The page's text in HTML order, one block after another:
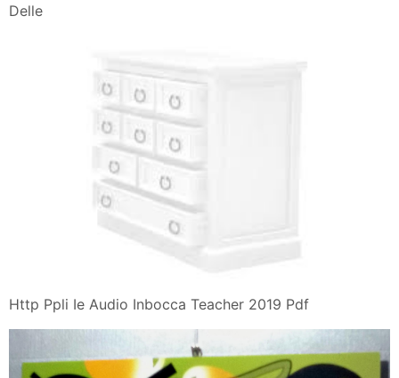
Delle
Http Ppli Ie Audio Inbocca Teacher 2019 Pdf